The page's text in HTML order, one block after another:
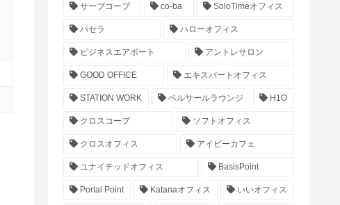
サーブコープ co-ba SoloTimeオフィス
パセラ ハローオフィス
ビジネスエアポート アントレサロン
GOOD OFFICE エキスパートオフィス
STATION WORK ベルサールラウンジ H1O
クロスコープ ソフトオフィス
クロスオフィス アイビーカフェ
ユナイテッドオフィス BasisPoint
Portal Point Katanaオフィス いいオフィス